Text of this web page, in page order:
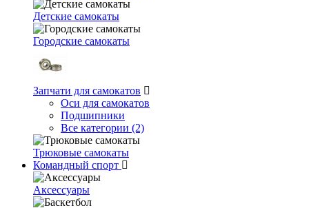
Детские самокаты
Городские самокаты
Запчати для самокатов
Оси для самокатов
Подшипники
Все категории (2)
Трюковые самокаты
Командный спорт
Аксессуары